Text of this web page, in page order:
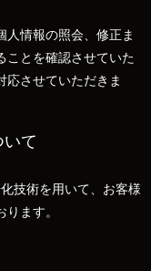
人情報の照会、修正ま
ことを確認させていた
応させていただきま
て
化技術を用いて、お客様
ます。